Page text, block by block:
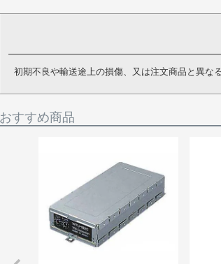
初期不良や輸送途上の損傷、又は注文商品と異な
おすすめ商品